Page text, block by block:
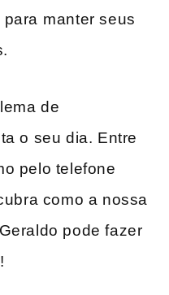
⁣manter seus
‍de
​o seu dia. Entre
pelo telefone
‍como a nossa
pode fazer